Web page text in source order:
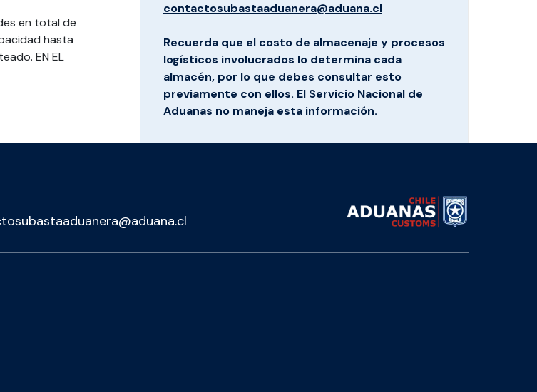
en total de
hasta
EN EL
contactosubastaaduanera@aduana.cl
Recuerda que el costo de almacenaje y procesos
logísticos involucrados lo determina cada
almacén, por lo que debes consultar esto
previamente con ellos. El Servicio Nacional de
Aduanas no maneja esta información.